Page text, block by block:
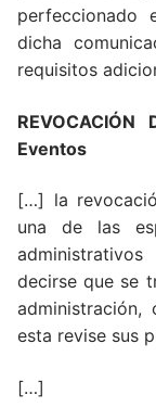
perfeccionado
dicha
requisitos
Eventos
[…] la
una de las
decirse que se
esta revise sus
[…]